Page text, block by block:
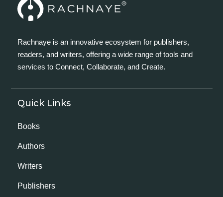
Rachnaye is an innovative ecosystem for publishers,
readers, and writers, offering a wide range of tools and
services to Connect, Collaborate, and Create.
Quick Links
Books
Authors
Writers
Publishers